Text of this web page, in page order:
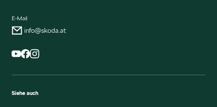
E-Mail
info@skoda.at
Siehe auch